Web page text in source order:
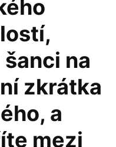
na
zkrátka
a
mezi